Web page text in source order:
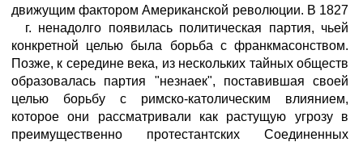
движущим фактором Американской революции. В 1827
г. ненадолго появилась политическая партия, чьей
конкретной целью была борьба с франкмасонством.
Позже, к середине века, из нескольких тайных обществ
образовалась партия "незнаек", поставившая своей
целью борьбу с римско-католическим влиянием,
которое они рассматривали как растущую угрозу в
преимущественно протестантских Соединенных